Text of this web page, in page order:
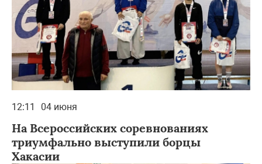
12:11 04 июня
На Всероссийских соревнованиях
триумфально выступили борцы
Хакасии